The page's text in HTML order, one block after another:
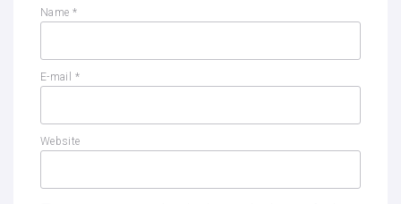
Name *
E-mail *
Website